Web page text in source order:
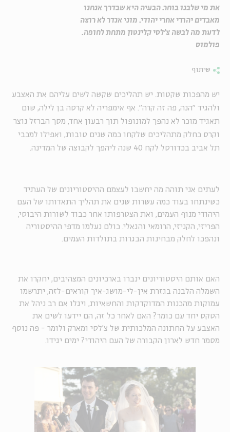
את מי שלבנו בוחר. הבעיה היא שבדרך אנחנו
מאבדים יהודי אחרי יהודי. מוני אנדר לא רוצה
לדעת מה לבשה צ'לסי קלינטון מתחת לחופה.
פולמוס
שיתוף
יש מהפכות שקטות. יש תהליכים שקשה לשים עליהם את האצבע
ולהגיד "הנה, פה זה קרה". אף אימפריה לא קרסה בן לילה, שום
תאגיד מוכר לא נהפך למונופול תוך רבעון אחד, מסך הברזל נוצר
וקרס כחלק מתהליכים שלקחו כמה שנים טובות, ואפילו למכבי
תל אביב בכדורסל לקח 40 שנה ליהפך לקבוצה של המדינה.
לעתים אני תוהה מה יחשבו לעצמם ההיסטוריונים של העתיד
כשינתחו בעוד כמה עשרות שנים את תהליך התאדותו של העם
היהודי מנוף העמים, ואת הצטרפותו אחר כבוד לשורות היבוסי,
הפריזי, הקניזי, הרומאי והגאלי. כולם נעלמו מדפי ההיסטוריה
ונהפכו לחלק מבחינות הבגרות בתולדות העמים.
האם אותם היסטוריונים ינברו בארכיונים המצהיבים, יחקרו את
השמלה הלבנה בגזרת אין-לי-מושג-איך קוראים-לזה, יתרשמו
עמוקות מהכנות המדוקדקות והחשאיות, ויגלו אם רב ניהל את
הטקס יחד עם כומר? האם לאחר כל זה, הם יידעו לשים את
האצבע על החתונה המלכותית של צ'לסי ומארק ולומר - פה נוסף
מסמר חדש לארון הקבורה של העם היהודי? ימים יגידו.